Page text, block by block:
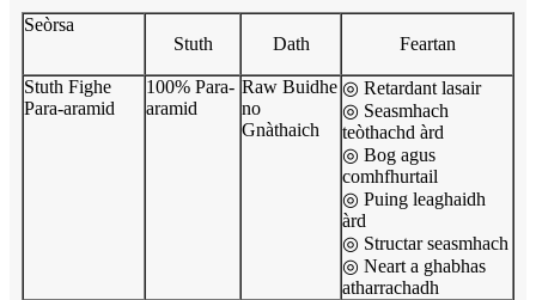
Seòrsa
Stuth
Dath Feartan
Stuth Fighe
Para-aramid
100% Para-
aramid
Raw Buidhe
no
Gnàthaich
◎ Retardant lasair
◎ Seasmhach
teòthachd àrd
◎ Bog agus
comhfhurtail
◎ Puing leaghaidh
àrd
◎ Structar seasmhach
◎ Neart a ghabhas
atharrachadh